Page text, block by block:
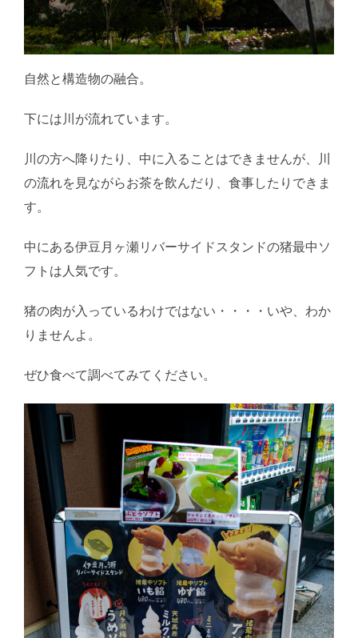
自然と構造物の融合。
下には川が流れています。
川の方へ降りたり、中に入ることはできませんが、川
の流れを見ながらお茶を飲んだり、食事したりできま
す。
中にある伊豆月ヶ瀬リバーサイドスタンドの猪最中ソ
フトは人気です。
猪の肉が入っているわけではない・・・・いや、わか
りませんよ。
ぜひ食べて調べてみてください。